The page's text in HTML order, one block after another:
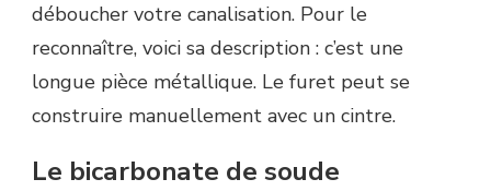
déboucher votre canalisation. Pour le
reconnaître, voici sa description : c’est une
longue pièce métallique. Le furet peut se
construire manuellement avec un cintre.
Le bicarbonate de soude